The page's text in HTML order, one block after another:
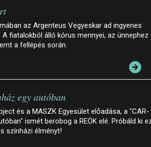
az Argenteus Vegyeskar ad ingyenes
fiatalokból álló kórus mennyei, az ünnephez
a fellépés során.
egy autóban
és a MASZK Egyesület előadása, a "CAR-
ismét berobog a REÖK elé. Próbáld ki
színházi élményt!